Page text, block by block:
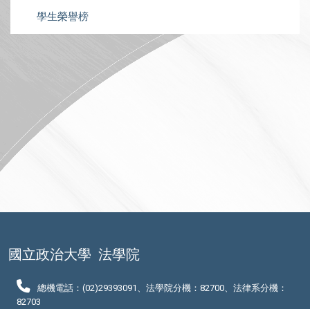
學生榮譽榜
國立政治大學 法學院
總機電話：(02)29393091、法學院分機：82700、法律系分機：
82703